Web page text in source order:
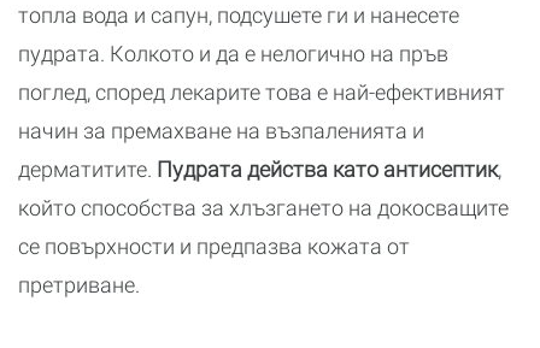
топла вода и сапун, подсушете ги и нанесете
пудрата. Колкото и да е нелогично на пръв
поглед, според лекарите това е най-ефективният
начин за премахване на възпаленията и
дерматитите. Пудрата действа като антисептик,
който способства за хлъзгането на докосващите
се повърхности и предпазва кожата от
претриване.